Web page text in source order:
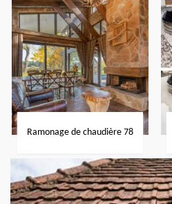
Ramonage de chaudière 78